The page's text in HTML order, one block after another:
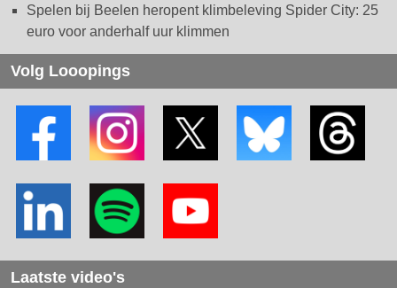
Spelen bij Beelen heropent klimbeleving Spider City: 25
euro voor anderhalf uur klimmen
Volg Looopings
Laatste video's